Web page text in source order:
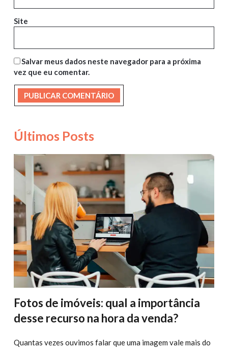
Site
Salvar meus dados neste navegador para a próxima
vez que eu comentar.
Últimos Posts
Fotos de imóveis: qual a importância
desse recurso na hora da venda?
Quantas vezes ouvimos falar que uma imagem vale mais do